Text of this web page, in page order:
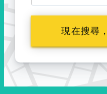
現在搜尋